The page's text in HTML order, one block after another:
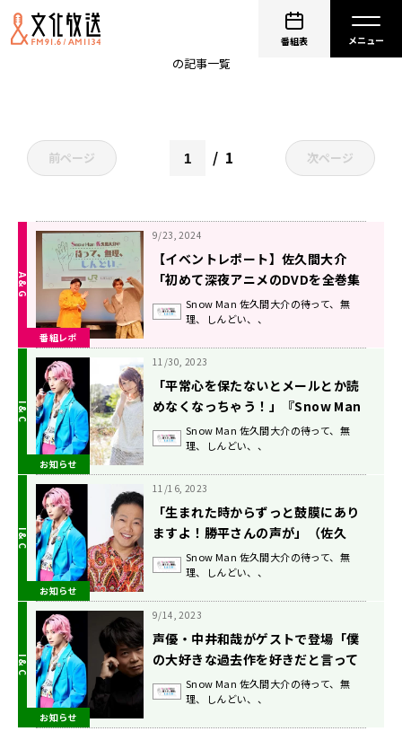
番組表
SnowMan佐久間大介
の記事一覧
前ページ 1 次ページ
番組レポ
9/23, 2024
【イベントレポート】佐久間大介
「初めて深夜アニメのDVDを全巻集
めたのが『とらドラ！』なんです。
めちゃくちゃ泣ける！」 天津飯大
のマテムり』第2回公開収録実施
Snow Man 佐久間大介の待って、無
理、しんどい、、
お知らせ
11/30, 2023
「平常心を保たないとメールとか読
めなくなっちゃう！」『Snow Man
佐久間大介の待って、無理、しんど
い、、』12/2放送
Snow Man 佐久間大介の待って、無
理、しんどい、、
お知らせ
11/16, 2023
「生まれた時からずっと鼓膜にあり
ますよ！勝平さんの声が」（佐久
間） 『Snow Man佐久間大介の待っ
て、無理、しんどい、、』 11/18放
Snow Man 佐久間大介の待って、無
理、しんどい、、
お知らせ
9/14, 2023
声優・中井和哉がゲストで登場「僕
の大好きな過去作を好きだと言って
くれるし、浮かれるやら恐縮するや
らで、変なテンションだったかも」
Snow Man 佐久間大介の待って、無
理、しんどい、、